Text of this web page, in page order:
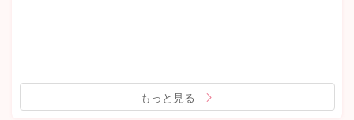
もっと見る